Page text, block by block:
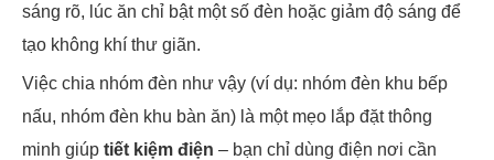
sáng rõ, lúc ăn chỉ bật một số đèn hoặc giảm độ sáng để
tạo không khí thư giãn.
Việc chia nhóm đèn như vậy (ví dụ: nhóm đèn khu bếp
nấu, nhóm đèn khu bàn ăn) là một mẹo lắp đặt thông
minh giúp tiết kiệm điện – bạn chỉ dùng điện nơi cần